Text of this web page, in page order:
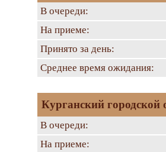
В очереди:
На приеме:
Принято за день:
Среднее время ожидания:
Курганский городской
В очереди:
На приеме: